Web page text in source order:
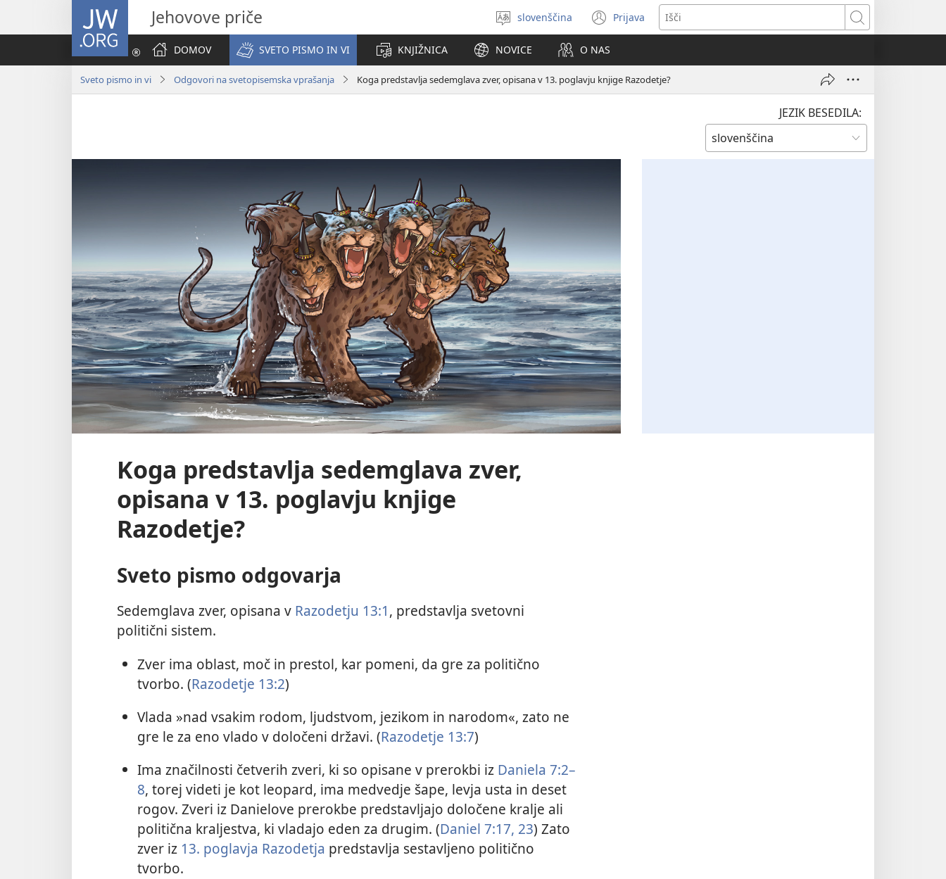
JW.ORG Jehovove priče
Izberite
jezik
slovenščina Prijava
(odpre
novo
Išči
DOMOV
SVETO PISMO IN VI KNJIŽNICA NOVICE O NAS
Sveto pismo in vi Odgovori na svetopisemska vprašanja Koga predstavlja sedemglava zver, opisana v 13. poglavju knjige Razodetje?
JEZIK BESEDILA:
Koga predstavlja sedemglava zver,
opisana v 13. poglavju knjige
Razodetje?
Sveto pismo odgovarja
Sedemglava zver, opisana v Razodetju 13:1, predstavlja svetovni
politični sistem.
Zver ima oblast, moč in prestol, kar pomeni, da gre za politično
tvorbo. (Razodetje 13:2)
Vlada »nad vsakim rodom, ljudstvom, jezikom in narodom«, zato ne
gre le za eno vlado v določeni državi. (Razodetje 13:7)
Ima značilnosti četverih zveri, ki so opisane v prerokbi iz Daniela 7:2–
8, torej videti je kot leopard, ima medvedje šape, levja usta in deset
rogov. Zveri iz Danielove prerokbe predstavljajo določene kralje ali
politična kraljestva, ki vladajo eden za drugim. (Daniel 7:17, 23) Zato
zver iz 13. poglavja Razodetja predstavlja sestavljeno politično
tvorbo.